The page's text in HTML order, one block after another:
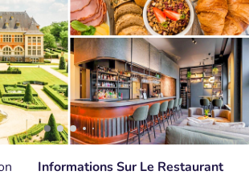
Informations Sur Le Restaurant